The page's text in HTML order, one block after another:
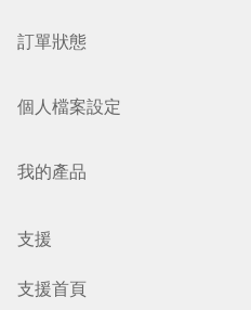
訂單狀態
個人檔案設定
我的產品
支援
支援首頁